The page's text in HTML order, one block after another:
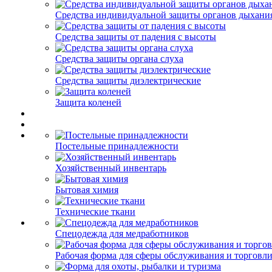
Средства индивидуальной защиты органов
Средства защиты от падения с высоты
Средства защиты органа слуха
Средства защиты диэлектрические
Защита коленей
Постельные принадлежности
Хозяйственный инвентарь
Бытовая химия
Технические ткани
Спецодежда для медработников
Рабочая форма для сферы обслуживания и торговли